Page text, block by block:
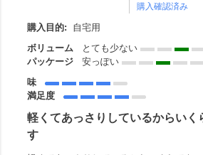
購入確認済み
購入目的:
自宅用
ボリューム
とても少ない
パッケージ
安っぽい
味
満足度
軽くてあっさりしているからいく
す